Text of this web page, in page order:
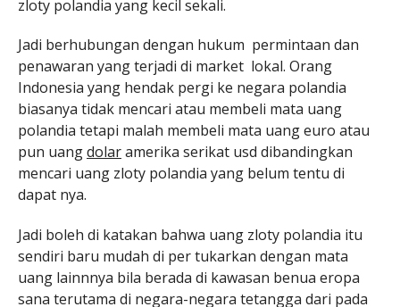
zloty polandia yang kecil sekali.
Jadi berhubungan dengan hukum permintaan dan
penawaran yang terjadi di market lokal. Orang
Indonesia yang hendak pergi ke negara polandia
biasanya tidak mencari atau membeli mata uang
polandia tetapi malah membeli mata uang euro atau
pun uangdolaramerika serikat usd dibandingkan
mencari uang zloty polandia yang belum tentu di
dapat nya.
Jadi boleh di katakan bahwa uang zloty polandia itu
sendiri baru mudah di per tukarkan dengan mata
uang lainnnya bila berada di kawasan benua eropa
sana terutama di negara-negara tetangga dari pada